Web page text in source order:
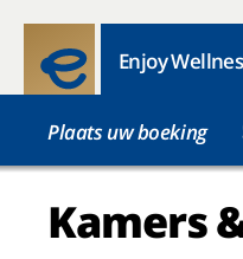
Enjoy
Plaats uw boeking
Kamers